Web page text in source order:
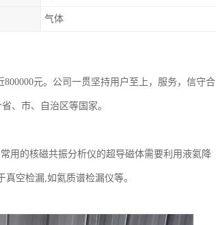
气体
元。公司一贯坚持用户至上，服务，信守合
、市、自治区等国家。
用的核磁共振分析仪的超导磁体需要利用液氦降
空检漏,如氦质谱检漏仪等。